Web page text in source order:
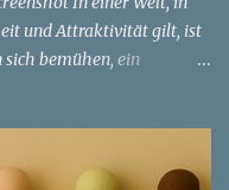
und Attraktivität gilt, ist
bemühen, ein
ist die Geschichte